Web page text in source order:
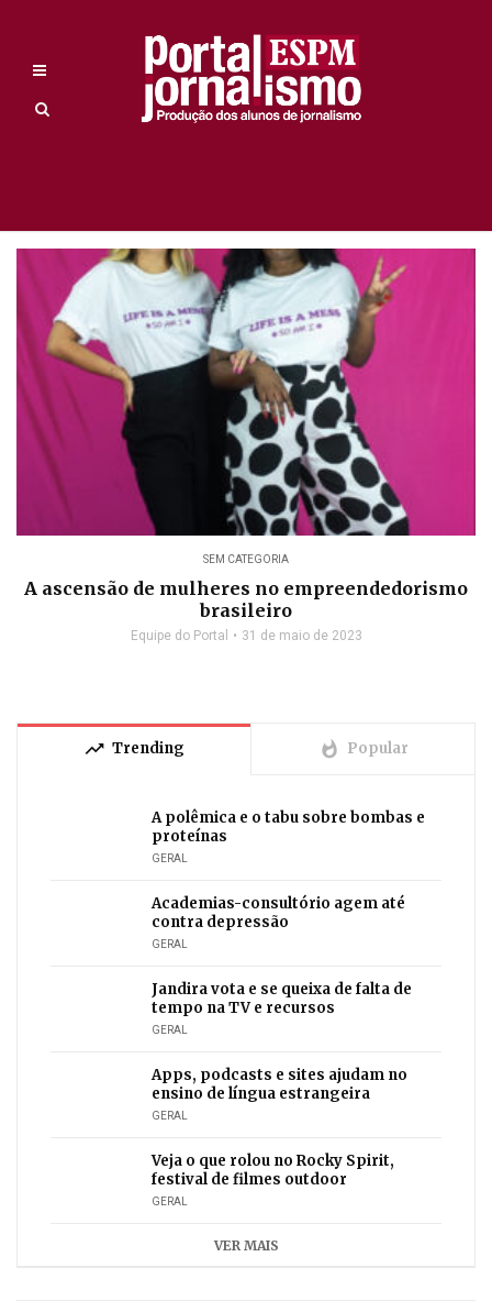
SEM CATEGORIA
A ascensão de mulheres no empreendedorismo
brasileiro
Equipe do Portal 31 de maio de 2023
trending_up Trending whatshot Popular
A polêmica e o tabu sobre bombas e
proteínas
GERAL
Academias-consultório agem até
contra depressão
GERAL
Jandira vota e se queixa de falta de
tempo na TV e recursos
GERAL
Apps, podcasts e sites ajudam no
ensino de língua estrangeira
GERAL
Veja o que rolou no Rocky Spirit,
festival de filmes outdoor
GERAL
VER MAIS